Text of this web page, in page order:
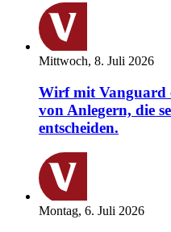
Mittwoch, 8. Juli 2026
Wirf mit Vanguard
von Anlegern, die
entscheiden.
Montag, 6. Juli 2026